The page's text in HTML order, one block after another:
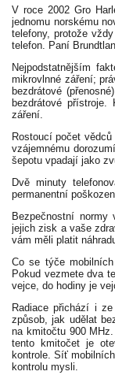
V roce 2002 Gro
jednomu norskému
telefony, protože
telefon. Paní
Nejpodstatnějším
mikrovlnné záření;
bezdrátové
bezdrátové
záření.
Rostoucí počet
vzájemnému
šepotu vpadají jako
Dvě minuty
permanentní
Bezpečnostní
jejich zisk a vaše
vám měli platit
Co se týče
Pokud vezmete dva
vejce, do hodiny je
Radiace přichází i
způsob, jak udělat
na kmitočtu 900
tento kmitočet je
kontrole. Síť
kontrolu mysli.